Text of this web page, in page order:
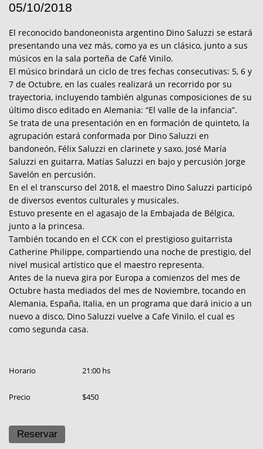
05/10/2018
El reconocido bandoneonista argentino Dino Saluzzi se estará
presentando una vez más, como ya es un clásico, junto a sus
músicos en la sala porteña de Café Vinilo.
El músico brindará un ciclo de tres fechas consecutivas: 5, 6 y
7 de Octubre, en las cuales realizará un recorrido por su
trayectoria, incluyendo también algunas composiciones de su
último disco editado en Alemania: “El valle de la infancia”.
Se trata de una presentación en en formación de quinteto, la
agrupación estará conformada por Dino Saluzzi en
bandoneón, Félix Saluzzi en clarinete y saxo, José María
Saluzzi en guitarra, Matías Saluzzi en bajo y percusión Jorge
Savelón en percusión.
En el el transcurso del 2018, el maestro Dino Saluzzi participó
de diversos eventos culturales y musicales.
Estuvo presente en el agasajo de la Embajada de Bélgica,
junto a la princesa.
También tocando en el CCK con el prestigioso guitarrista
Catherine Philippe, compartiendo una noche de prestigio, del
nivel musical artístico que el maestro representa.
Antes de la nueva gira por Europa a comienzos del mes de
Octubre hasta mediados del mes de Noviembre, tocando en
Alemania, España, Italia, en un programa que dará inicio a un
nuevo a disco, Dino Saluzzi vuelve a Cafe Vinilo, el cual es
como segunda casa.
Horario 21:00 hs
Precio $450
Reservar